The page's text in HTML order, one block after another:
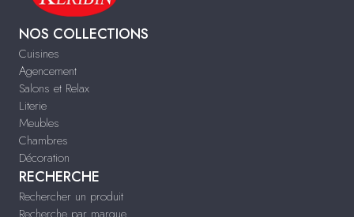
NOS COLLECTIONS
Cuisines
Agencement
Salons et Relax
Literie
Meubles
Chambres
Décoration
RECHERCHE
Rechercher un produit